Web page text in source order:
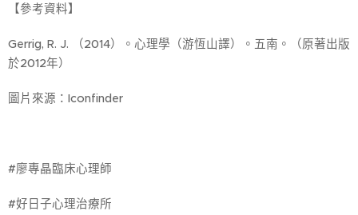
【參考資料】
Gerrig, R. J. （2014）。心理學（游恆山譯）。五南。（原著出版
於2012年）
圖片來源：Iconfinder
#廖專晶臨床心理師
#好日子心理治療所